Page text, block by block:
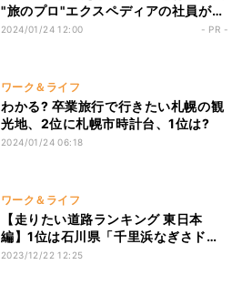
"旅のプロ"エクスペディアの社員がリ
アルに旅した旅行先と楽しみ方
2024/01/24 12:00 - PR -
ワーク＆ライフ
わかる? 卒業旅行で行きたい札幌の観
光地、2位に札幌市時計台、1位は?
2024/01/24 06:18
ワーク＆ライフ
【走りたい道路ランキング 東日本
編】1位は石川県「千里浜なぎさドラ
イブウェイ」に!
2023/12/22 12:25